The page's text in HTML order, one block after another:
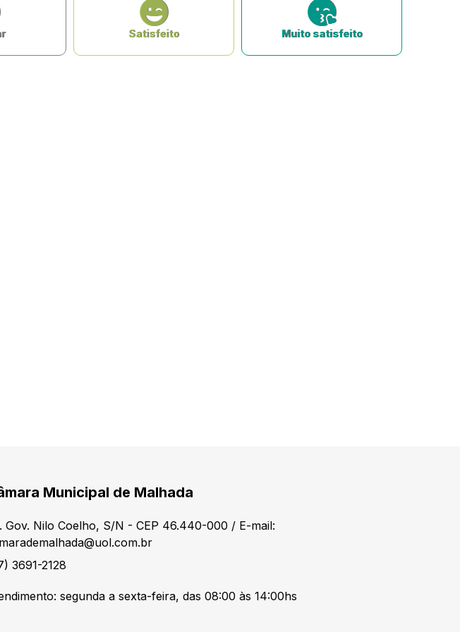
Satisfeito Muito satisfeito
Municipal de Malhada
Gov. Nilo Coelho, S/N - CEP 46.440-000 / E-mail:
3691-2128
segunda a sexta-feira, das 08:00 às 14:00hs